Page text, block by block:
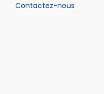
Contactez-nous